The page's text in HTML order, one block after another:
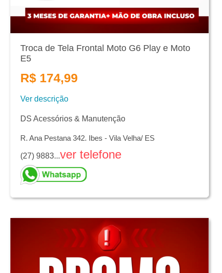
Troca de Tela Frontal Moto G6 Play e Moto
E5
R$ 174,99
Ver descrição
DS Acessórios & Manutenção
R. Ana Pestana 342. Ibes - Vila Velha/ ES
(27) 9883...ver telefone